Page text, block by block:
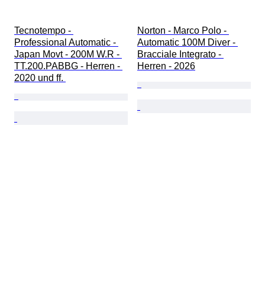
Tecnotempo -
Professional Automatic -
Japan Movt - 200M W.R -
TT.200.PABBG - Herren -
2020 und ff.
Norton - Marco Polo -
Automatic 100M Diver -
Bracciale Integrato -
Herren - 2026